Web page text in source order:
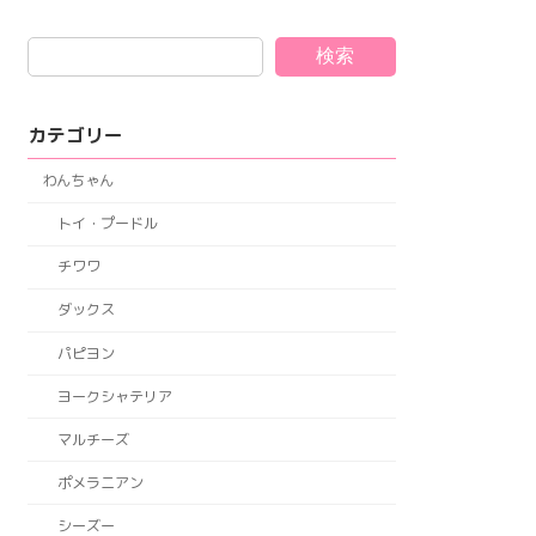
検索
カテゴリー
わんちゃん
トイ・プードル
チワワ
ダックス
パピヨン
ヨークシャテリア
マルチーズ
ポメラニアン
シーズー